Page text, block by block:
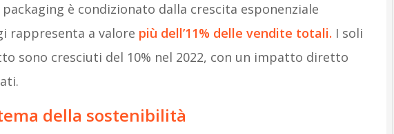
è condizionato dalla crescita esponenziale
rappresenta a valore più dell’11% delle vendite totali. I soli
sono cresciuti del 10% nel 2022, con un impatto diretto
della sostenibilità